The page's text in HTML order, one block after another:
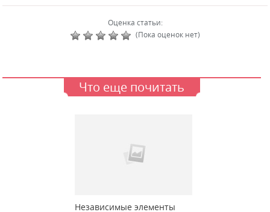
Оценка статьи:
(Пока оценок нет)
Что еще почитать
Независимые элементы